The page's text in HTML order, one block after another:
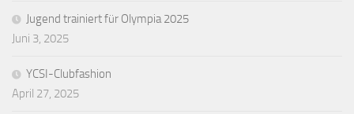
Jugend trainiert für Olympia 2025
Juni 3, 2025
YCSI-Clubfashion
April 27, 2025